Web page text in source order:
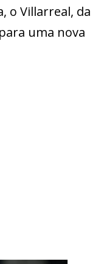
o Villarreal, da
uma nova